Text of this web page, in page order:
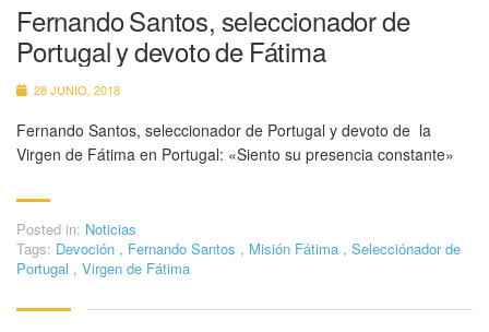
Fernando Santos, seleccionador de
Portugal y devoto de Fátima
28 JUNIO, 2018
Fernando Santos, seleccionador de Portugal y devoto de la
Virgen de Fátima en Portugal: «Siento su presencia constante»
Posted in: Noticias
Tags: Devoción , Fernando Santos , Misión Fátima , Selecciónador de
Portugal , Virgen de Fátima